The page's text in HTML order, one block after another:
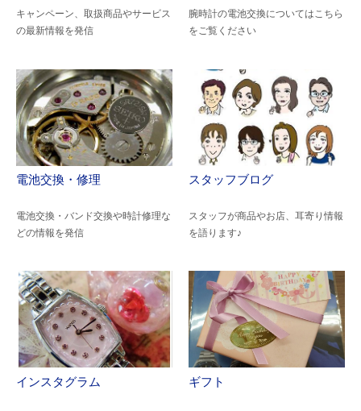
キャンペーン、取扱商品やサービス
の最新情報を発信
腕時計の電池交換についてはこちら
をご覧ください
電池交換・修理
電池交換・バンド交換や時計修理な
どの情報を発信
スタッフブログ
スタッフが商品やお店、耳寄り情報
を語ります♪
インスタグラム ギフト